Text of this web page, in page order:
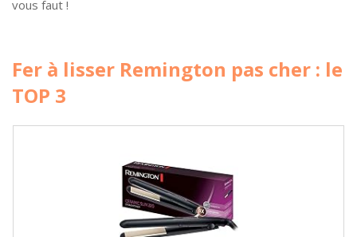
vous faut !
Fer à lisser Remington pas cher : le
TOP 3